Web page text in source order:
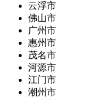
云浮市
佛山市
广州市
惠州市
茂名市
河源市
江门市
潮州市